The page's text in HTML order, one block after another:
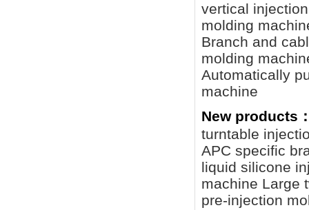
vertical
molding
Branch and
molding
Automatically
machine
New products
turntable
APC specific
liquid silicone
machine Large
pre-injection